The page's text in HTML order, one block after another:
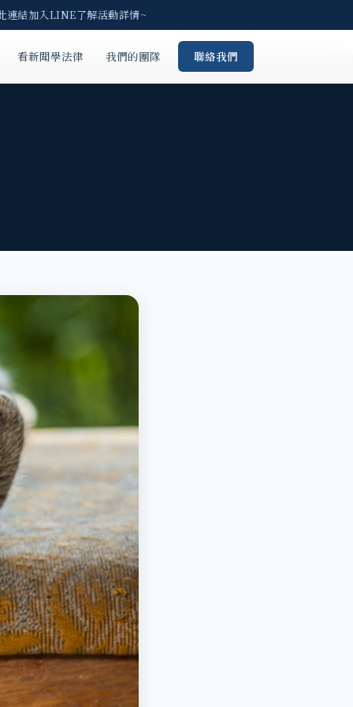
加入LINE了解活動詳情~
看新聞學法律 我們的團隊 聯絡我們